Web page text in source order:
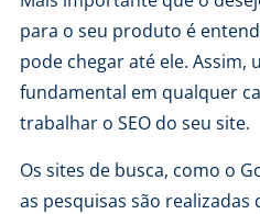
para o seu produto é
pode chegar até ele. Assim,
fundamental em qualquer
trabalhar o SEO do seu site.
Os sites de busca, como o
as pesquisas são